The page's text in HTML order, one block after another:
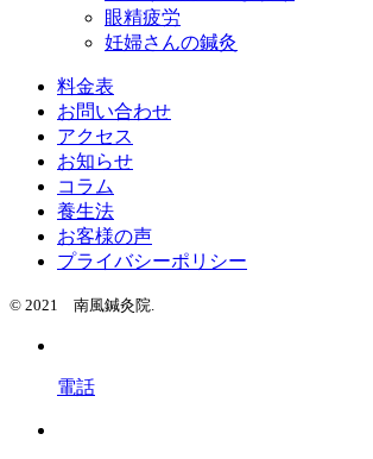
眼精疲労
妊婦さんの鍼灸
料金表
お問い合わせ
アクセス
お知らせ
コラム
養生法
お客様の声
プライバシーポリシー
© 2021 南風鍼灸院.
電話